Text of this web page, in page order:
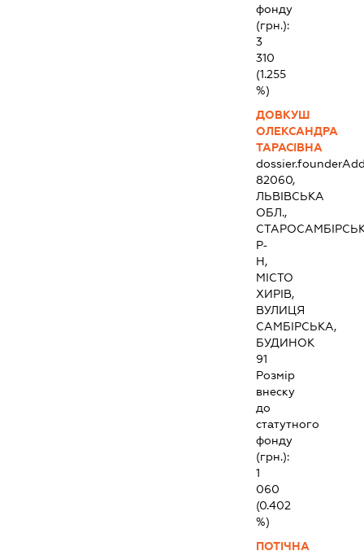
фонду
(грн.):
3
310
(1.255
%)
ДОВКУШ
ОЛЕКСАНДРА
ТАРАСІВНА
82060,
ЛЬВІВСЬКА
ОБЛ.,
Р-
Н,
МІСТО
ХИРІВ,
ВУЛИЦЯ
САМБІРСЬКА,
БУДИНОК
91
Розмір
внеску
до
статутного
фонду
(грн.):
1
060
(0.402
%)
ПОТІЧНА